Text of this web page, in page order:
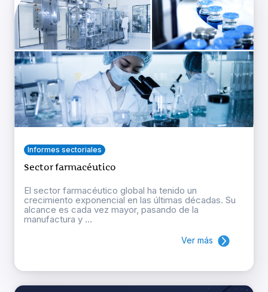
Informes sectoriales
Sector farmacéutico
El sector farmacéutico global ha tenido un
crecimiento exponencial en las últimas décadas. Su
alcance es cada vez mayor, pasando de la
manufactura y ...
Ver más